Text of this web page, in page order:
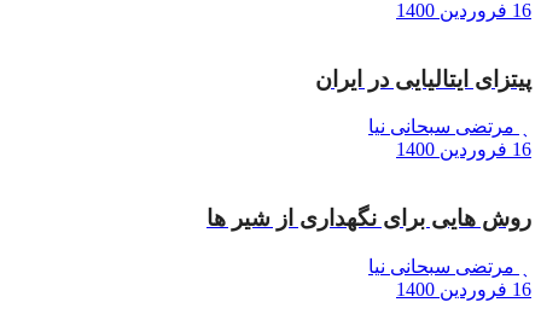
16 فروردین 1400
پیتزای ایتالیایی در ایران
مرتضی سبحانی نیا
16 فروردین 1400
روش هایی برای نگهداری از شیر ها
مرتضی سبحانی نیا
16 فروردین 1400